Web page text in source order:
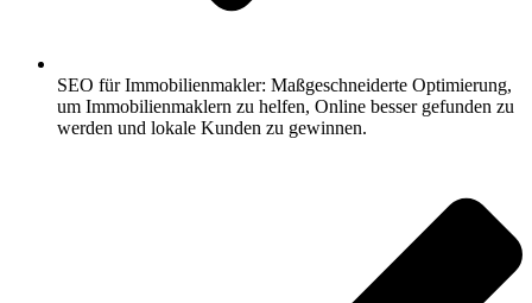
SEO für Immobilienmakler: Maßgeschneiderte Optimierung,
um Immobilienmaklern zu helfen, Online besser gefunden zu
werden und lokale Kunden zu gewinnen.